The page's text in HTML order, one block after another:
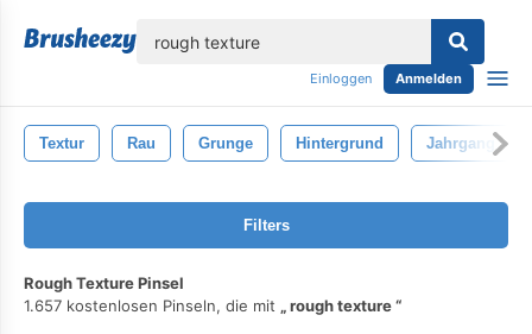
Einloggen Anmelden
Textur Rau Grunge Hintergrund Jahrgang
Filters
Rough Texture Pinsel
1.657 kostenlosen Pinseln, die mit
rough texture